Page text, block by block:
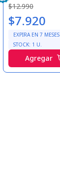
$12.990
$7.920
EXPIRA EN 7 MESES
STOCK: 1 U.
Agregar